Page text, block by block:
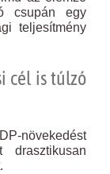
csupán egy
teljesítmény
cél is túlzó
növekedést